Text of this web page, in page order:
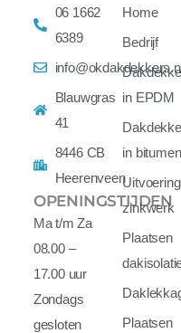
06 1662
6389
Blauwgras
41
8446 CB
Heerenveen
OPENINGSTIJDEN
Ma t/m Za
08.00 –
17.00 uur
Zondags
gesloten
Home
Bedrijf
in EPDM
in bitumen
Uitvoering
zinkwerk
Plaatsen
Plaatsen